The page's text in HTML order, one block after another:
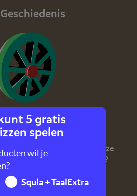
gratis demo van Squla.
Bestel nu
0 1
Geschiedenis
Op reis
voertuigen dan nu. En ze
anders uit. Wil je weten hoe?
dan deze quiz.
5 gratis
spelen
wil je
Squla + TaalExtra